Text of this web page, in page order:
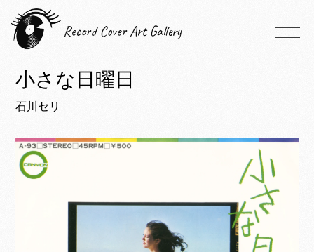
Record Cover Art Gallery
小さな日曜日
石川セリ